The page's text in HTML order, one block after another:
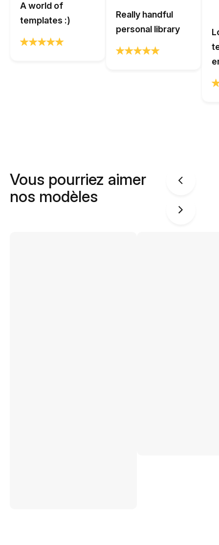
A world of
templates :)
Really handful
personal library
Vous pourriez aimer
nos modèles